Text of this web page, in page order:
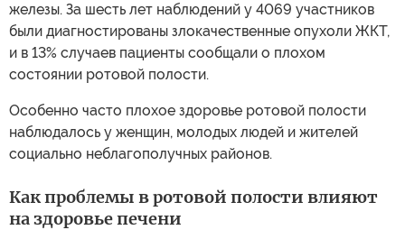
железы. За шесть лет наблюдений у 4069 участников
были диагностированы злокачественные опухоли ЖКТ,
и в 13% случаев пациенты сообщали о плохом
состоянии ротовой полости.
Особенно часто плохое здоровье ротовой полости
наблюдалось у женщин, молодых людей и жителей
социально неблагополучных районов.
Как проблемы в ротовой полости влияют
на здоровье печени